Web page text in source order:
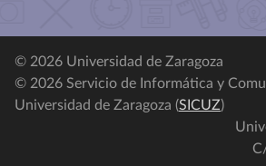
© 2026 Universidad de Zaragoza
© 2026 Servicio de Informática y
Universidad de Zaragoza (SICUZ)